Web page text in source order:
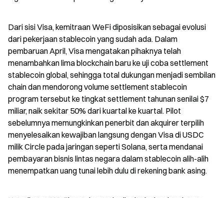
Dari sisi Visa, kemitraan WeFi diposisikan sebagai evolusi
dari pekerjaan stablecoin yang sudah ada. Dalam
pembaruan April, Visa mengatakan pihaknya telah
menambahkan lima blockchain baru ke uji coba settlement
stablecoin global, sehingga total dukungan menjadi sembilan
chain dan mendorong volume settlement stablecoin
program tersebut ke tingkat settlement tahunan senilai $7
miliar, naik sekitar 50% dari kuartal ke kuartal. Pilot
sebelumnya memungkinkan penerbit dan akquirer terpilih
menyelesaikan kewajiban langsung dengan Visa di USDC
milik Circle pada jaringan seperti Solana, serta mendanai
pembayaran bisnis lintas negara dalam stablecoin alih-alih
menempatkan uang tunai lebih dulu di rekening bank asing.